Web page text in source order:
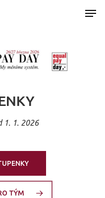
to close
1. 1. 2026
TÝM